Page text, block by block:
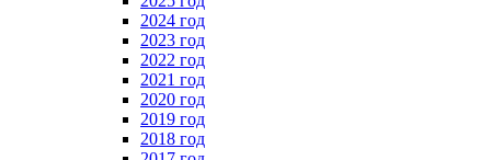
2024 год
2023 год
2022 год
2021 год
2020 год
2019 год
2018 год